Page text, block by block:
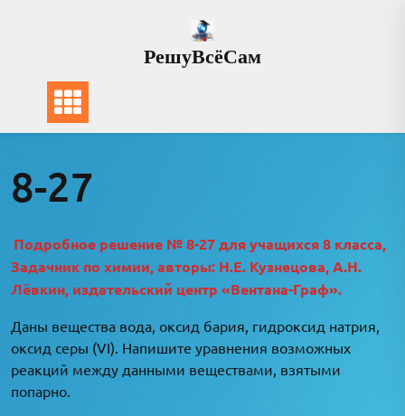
РешуВсёСам
8-27
Подробное решение № 8-27 для учащихся 8 класса,
Задачник по химии, авторы: Н.Е. Кузнецова, А.Н.
Лёвкин, издательский центр «Вентана-Граф».
Даны вещества вода, оксид бария, гидроксид натрия,
оксид серы (VI). Напишите уравнения возможных
реакций между данными веществами, взятыми
попарно.